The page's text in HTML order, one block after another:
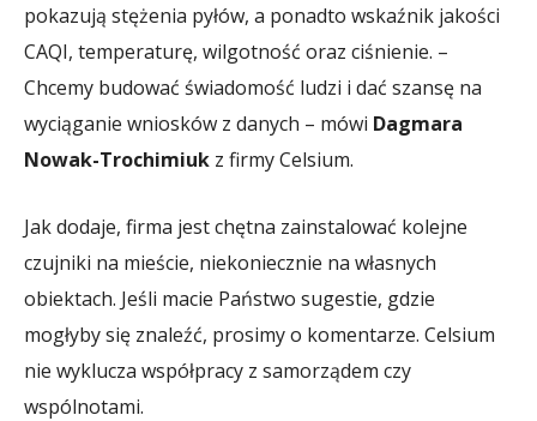
pokazują stężenia pyłów, a ponadto wskaźnik jakości
CAQI, temperaturę, wilgotność oraz ciśnienie. –
Chcemy budować świadomość ludzi i dać szansę na
wyciąganie wniosków z danych – mówi Dagmara
Nowak-Trochimiuk z firmy Celsium.
Jak dodaje, firma jest chętna zainstalować kolejne
czujniki na mieście, niekoniecznie na własnych
obiektach. Jeśli macie Państwo sugestie, gdzie
mogłyby się znaleźć, prosimy o komentarze. Celsium
nie wyklucza współpracy z samorządem czy
wspólnotami.